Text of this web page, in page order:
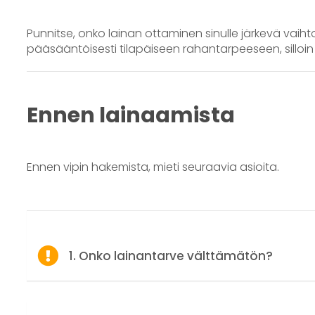
Punnitse, onko lainan ottaminen sinulle järkevä
pääsääntöisesti tilapäiseen rahantarpeeseen,
Ennen lainaamista
Ennen vipin hakemista, mieti seuraavia asioita.
1. Onko lainantarve välttämätön?